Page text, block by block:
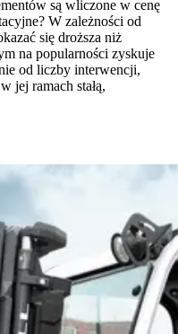
są wliczone w cenę
W zależności od
się droższa niż
na popularności zyskuje
od liczby interwencji,
jej ramach stałą,